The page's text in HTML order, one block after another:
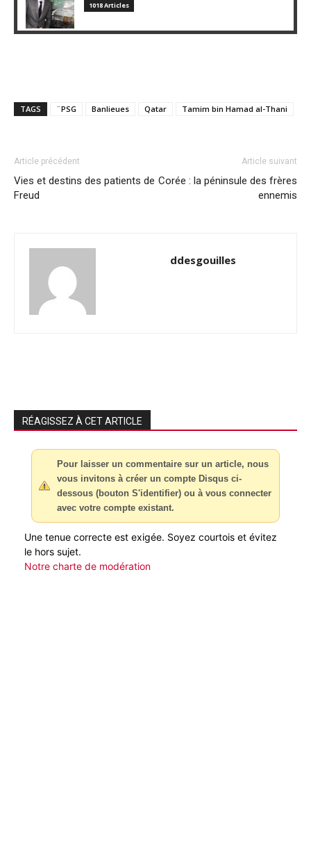
1018 Articles
TAGS ¨PSG Banlieues Qatar Tamim bin Hamad al-Thani
Article précédent
Vies et destins des patients de
Freud
Article suivant
Corée : la péninsule des frères
ennemis
ddesgouilles
RÉAGISSEZ À CET ARTICLE
Pour laisser un commentaire sur un article, nous
vous invitons à créer un compte Disqus ci-
dessous (bouton S'identifier) ou à vous connecter
avec votre compte existant.
Une tenue correcte est exigée. Soyez courtois et évitez
le hors sujet.
Notre charte de modération